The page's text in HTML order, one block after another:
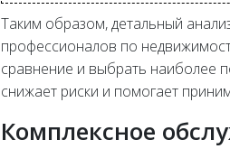
Таким образом, детальный
профессионалов по
сравнение и выбрать наиболее
снижает риски и помогает
Комплексное